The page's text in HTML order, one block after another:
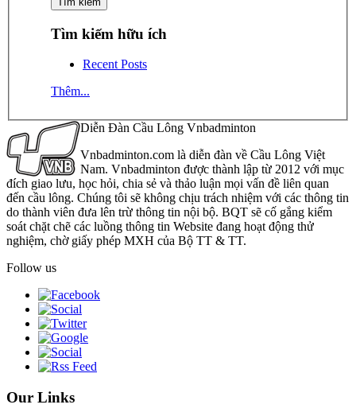
Tìm kiếm hữu ích
Recent Posts
Thêm...
Diễn Đàn Cầu Lông Vnbadminton
Vnbadminton.com là diễn đàn về Cầu Lông Việt
Nam. Vnbadminton được thành lập từ 2012 với mục
đích giao lưu, học hỏi, chia sẻ và thảo luận mọi vấn đề liên quan
đến cầu lông. Chúng tôi sẽ không chịu trách nhiệm với các thông tin
do thành viên đưa lên trừ thông tin nội bộ. BQT sẽ cố gắng kiểm
soát chặt chẽ các luồng thông tin Website đang hoạt động thử
nghiệm, chờ giấy phép MXH của Bộ TT & TT.
Follow us
Our Links